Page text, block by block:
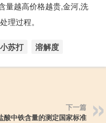
量越高价格越贵,金河,洗
理过程。
小苏打 溶解度
下一篇
酸中铁含量的测定国家标准